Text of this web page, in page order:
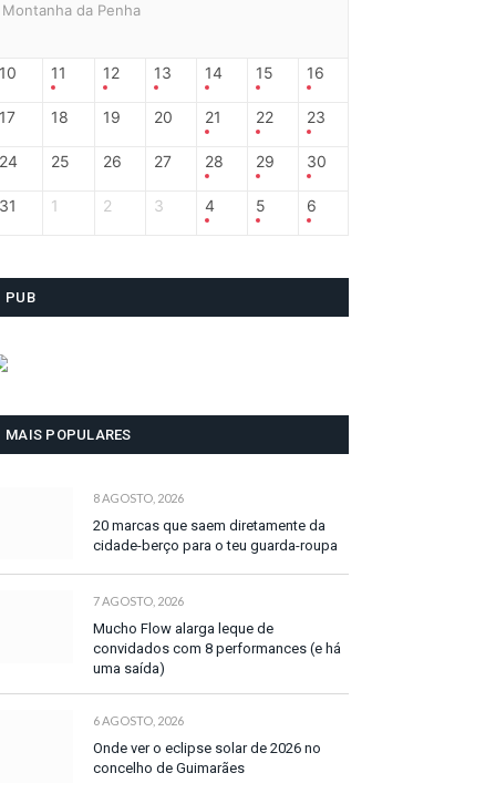
Montanha da Penha
10 11 12 13 14 15 16
17 18 19 20 21 22 23
24 25 26 27 28 29 30
31 1 2 3 4 5 6
PUB
MAIS POPULARES
8 AGOSTO, 2026
20 marcas que saem diretamente da
cidade-berço para o teu guarda-roupa
7 AGOSTO, 2026
Mucho Flow alarga leque de
convidados com 8 performances (e há
uma saída)
6 AGOSTO, 2026
Onde ver o eclipse solar de 2026 no
concelho de Guimarães